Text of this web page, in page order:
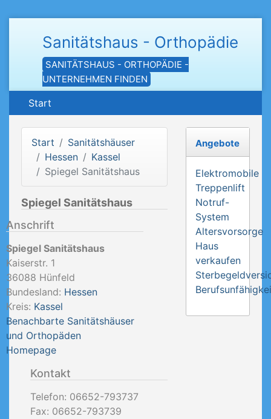
Sanitätshaus - Orthopädie
SANITÄTSHAUS - ORTHOPÄDIE -
UNTERNEHMEN FINDEN
Start
Start
Sanitätshäuser
Hessen
Kassel
Spiegel Sanitätshaus
Spiegel Sanitätshaus
Anschrift
Spiegel Sanitätshaus
Kaiserstr. 1
36088 Hünfeld
Bundesland: Hessen
Kreis: Kassel
Benachbarte Sanitätshäuser
und Orthopäden
Homepage
Kontakt
Telefon: 06652-793737
Fax: 06652-793739
Angebote
Elektromobile
Treppenlift
Notruf-
System
Altersvorsorge
Haus
verkaufen